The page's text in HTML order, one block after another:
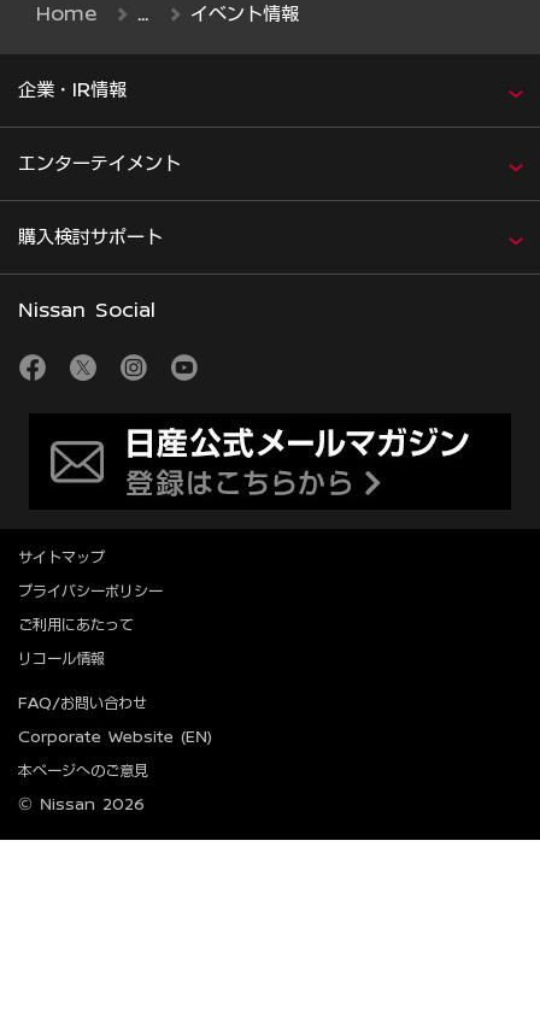
Home イベント情報
企業・IR情報
エンターテイメント
購入検討サポート
Nissan Social
サイトマップ
プライバシーポリシー
ご利用にあたって
リコール情報
FAQ/お問い合わせ
Corporate Website (EN)
本ページへのご意見
© Nissan 2026